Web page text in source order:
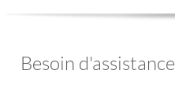
Besoin